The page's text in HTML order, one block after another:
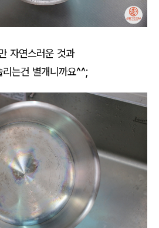
자연스러운 것과
리는건 별개니까요^^;